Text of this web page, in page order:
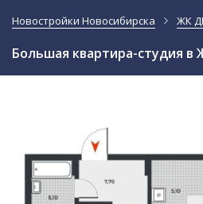
Новостройки Новосибирска ЖК
Большая квартира-студия